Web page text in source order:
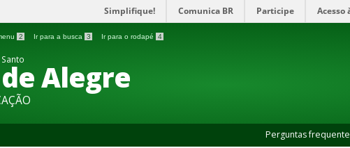
Simplifique! Comunica BR Participe Acesso
2 Ir para a busca 3 Ir para o rodapé 4
Alegre
Perguntas